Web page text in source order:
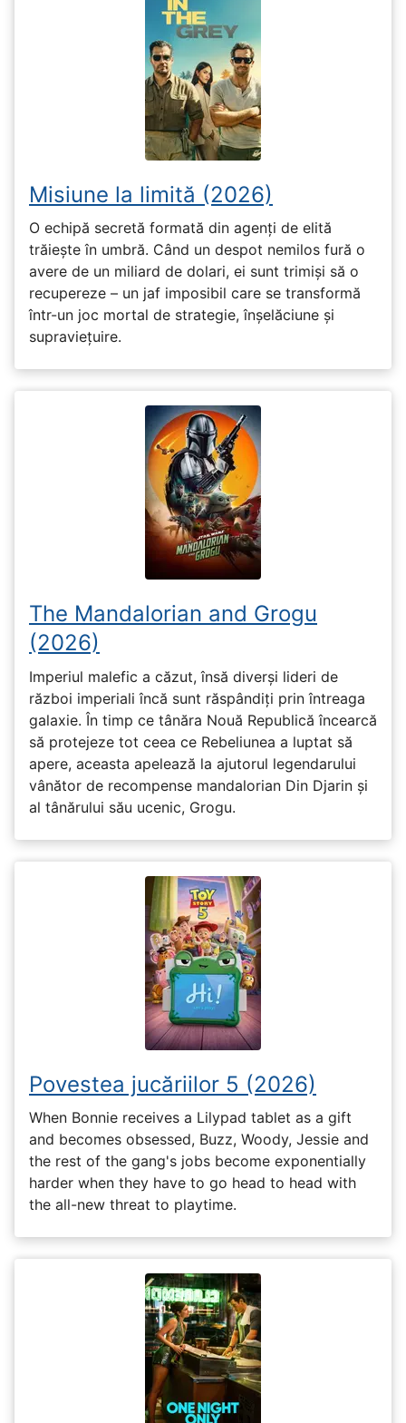
Misiune la limită (2026)
O echipă secretă formată din agenți de elită
trăiește în umbră. Când un despot nemilos fură o
avere de un miliard de dolari, ei sunt trimiși să o
recupereze – un jaf imposibil care se transformă
într-un joc mortal de strategie, înșelăciune și
supraviețuire.
The Mandalorian and Grogu
(2026)
Imperiul malefic a căzut, însă diverși lideri de
război imperiali încă sunt răspândiți prin întreaga
galaxie. În timp ce tânăra Nouă Republică încearcă
să protejeze tot ceea ce Rebeliunea a luptat să
apere, aceasta apelează la ajutorul legendarului
vânător de recompense mandalorian Din Djarin și
al tânărului său ucenic, Grogu.
Povestea jucăriilor 5 (2026)
When Bonnie receives a Lilypad tablet as a gift
and becomes obsessed, Buzz, Woody, Jessie and
the rest of the gang's jobs become exponentially
harder when they have to go head to head with
the all-new threat to playtime.